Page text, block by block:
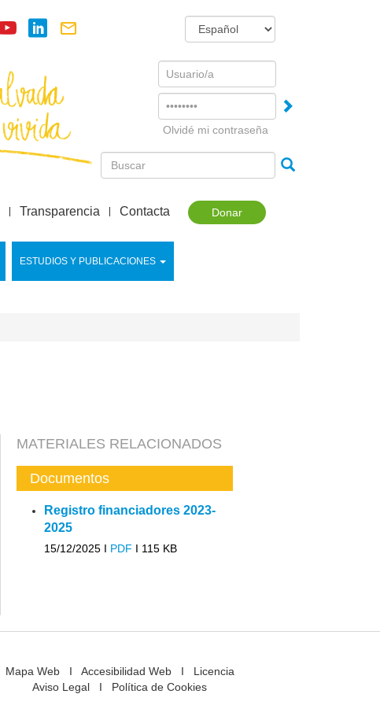
Username
Olvidé mi contraseña
Donar
ESTUDIOS Y PUBLICACIONES
Transparencia Contacta
MATERIALES RELACIONADOS
Documentos
Registro financiadores 2023-
2025
15/12/2025 I PDF I 115 KB
Mapa WebI Accesibilidad WebI Licencia
Aviso Legal I Política de Cookies